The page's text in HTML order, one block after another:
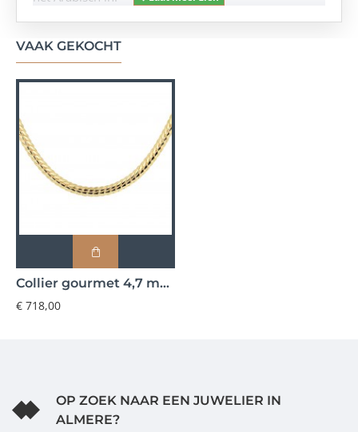
VAAK GEKOCHT
Collier gourmet 4,7 mm 45 cm
€ 718,00
OP ZOEK NAAR EEN JUWELIER IN
ALMERE?